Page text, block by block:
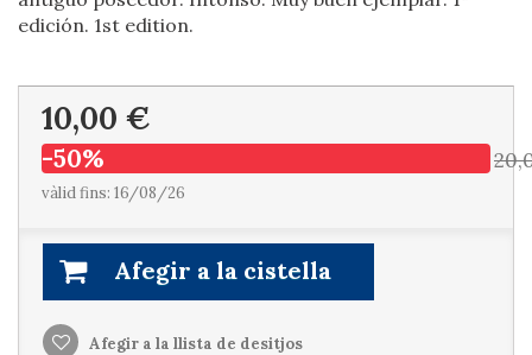
edición. 1st edition.
10,00 €
-50%
vàlid fins: 16/08/26
Afegir a la cistella
Afegir a la llista de desitjos